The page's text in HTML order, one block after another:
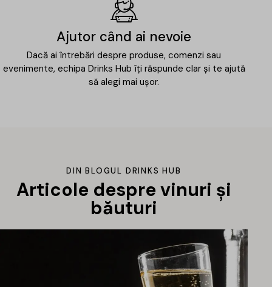
Ajutor când ai nevoie
Dacă ai întrebări despre produse, comenzi sau
evenimente, echipa Drinks Hub îți răspunde clar și te ajută
să alegi mai ușor.
DIN BLOGUL DRINKS HUB
Articole despre vinuri și
băuturi